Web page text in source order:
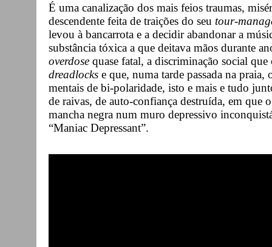
É uma canalização dos mais feios traumas,
descendente feita de traições do seu tour-
levou à bancarrota e a decidir abandonar a
substância tóxica a que deitava mãos durante
overdose quase fatal, a discriminação social que
dreadlocks e que, numa tarde passada na
mentais de bi-polaridade, isto e mais e tudo
de raivas, de auto-confiança destruída, em que
mancha negra num muro depressivo
“Maniac Depressant”.